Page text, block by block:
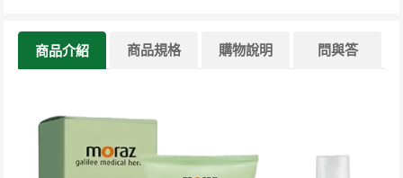
商品介紹 商品規格 購物說明 問與答